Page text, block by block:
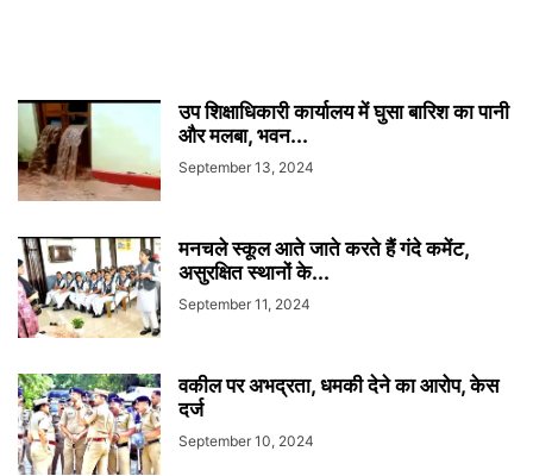
उप शिक्षाधिकारी कार्यालय में घुसा बारिश का पानी
और मलबा, भवन...
September 13, 2024
मनचले स्कूल आते जाते करते हैं गंदे कमेंट,
असुरक्षित स्थानों के...
September 11, 2024
वकील पर अभद्रता, धमकी देने का आरोप, केस
दर्ज
September 10, 2024